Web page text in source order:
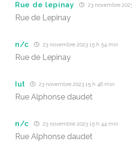
Rue de lepinay 23 novembre
Rue de Lepinay
n/c 23 novembre 2023 15 h 54 min
Rue de Lepinay
Iut 23 novembre 2023 15 h 46 min
Rue Alphonse daudet
n/c 23 novembre 2023 15 h 44 min
Rue Alphonse daudet